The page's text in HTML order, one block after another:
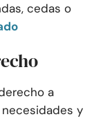
cedas o
a
y